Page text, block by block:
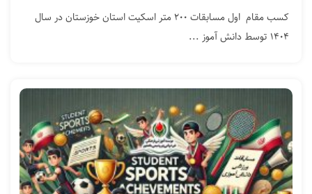
کسب مقام اول مسابقات ۲۰۰ متر اسکیت استان خوزستان در سال
۱۴۰۴ توسط دانش آموز ...